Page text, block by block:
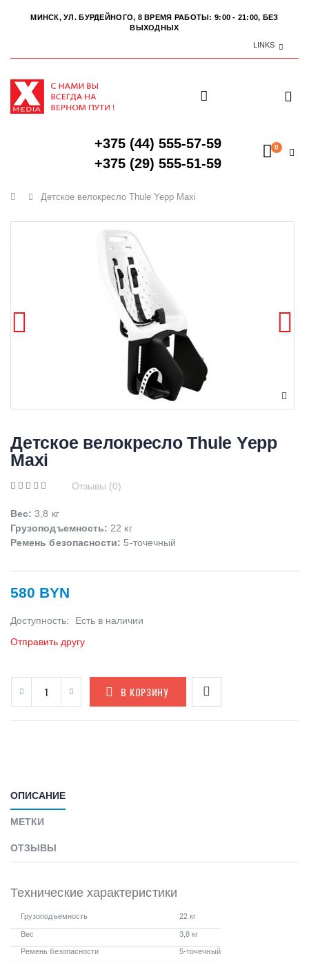
МИНСК, УЛ. БУРДЕЙНОГО, 8 ВРЕМЯ РАБОТЫ: 9:00 - 21:00, БЕЗ
ВЫХОДНЫХ
LINKS
+375 (44) 555-57-59
+375 (29) 555-51-59
0
Главная
Детское велокресло Thule Yepp Maxi
Детское велокресло Thule Yepp
Maxi
Отзывы (0)
Вес: 3,8 кг
Грузоподъемность: 22 кг
Ремень безопасности: 5-точечный
580 BYN
Доступность:
Есть в наличии
Отправить другу
В КОРЗИНУ
ОПИСАНИЕ
МЕТКИ
ОТЗЫВЫ
Технические характеристики
Грузоподъемность 22 кг
Вес 3,8 кг
Ремень безопасности 5-точечный